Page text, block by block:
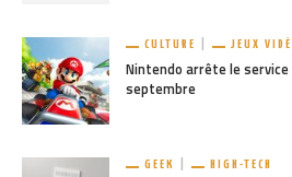
CULTURE JEUX
Nintendo arrête le
septembre
GEEK HIGH-TECH